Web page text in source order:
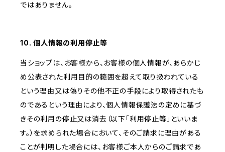
ではありません。
10. 個人情報の利用停止等
当ショップは、お客様から、お客様の個人情報が、あらかじ
め公表された利用目的の範囲を超えて取り扱われている
という理由又は偽りその他不正の手段により取得されたも
のであるという理由により、個人情報保護法の定めに基づ
きその利用の停止又は消去（以下「利用停止等」といいま
す。）を求められた場合において、そのご請求に理由がある
ことが判明した場合には、お客様ご本人からのご請求であ